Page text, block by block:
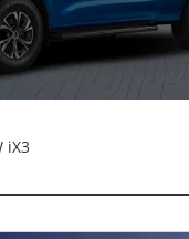
iX3